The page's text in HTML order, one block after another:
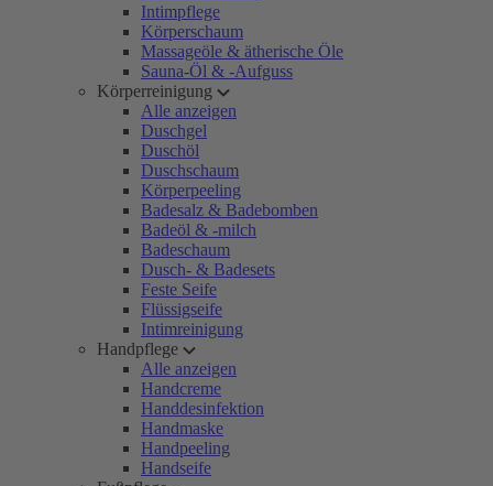
Intimpflege
Körperschaum
Massageöle & ätherische Öle
Sauna-Öl & -Aufguss
Körperreinigung
Alle anzeigen
Duschgel
Duschöl
Duschschaum
Körperpeeling
Badesalz & Badebomben
Badeöl & -milch
Badeschaum
Dusch- & Badesets
Feste Seife
Flüssigseife
Intimreinigung
Handpflege
Alle anzeigen
Handcreme
Handdesinfektion
Handmaske
Handpeeling
Handseife